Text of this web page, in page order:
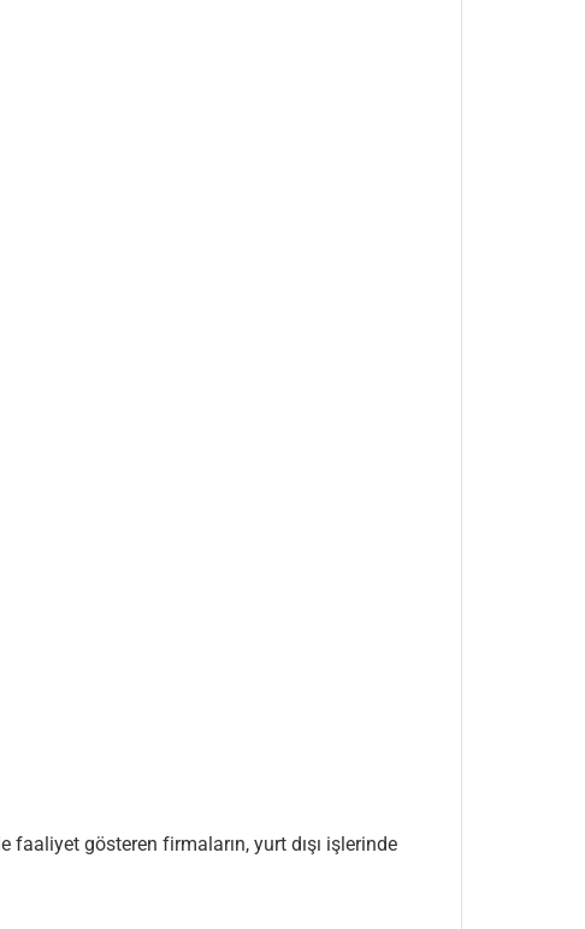
faaliyet gösteren firmaların, yurt dışı işlerinde